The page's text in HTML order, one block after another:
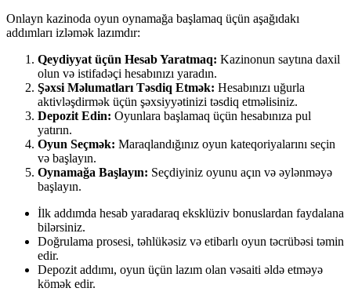
Onlayn kazinoda oyun oynamağa başlamaq üçün aşağıdakı
addımları izləmək lazımdır:
Qeydiyyat üçün Hesab Yaratmaq: Kazinonun saytına daxil
olun və istifadəçi hesabınızı yaradın.
Şəxsi Məlumatları Təsdiq Etmək: Hesabınızı uğurla
aktivləşdirmək üçün şəxsiyyətinizi təsdiq etməlisiniz.
Depozit Edin: Oyunlara başlamaq üçün hesabınıza pul
yatırın.
Oyun Seçmək: Maraqlandığınız oyun kateqoriyalarını seçin
və başlayın.
Oynamağa Başlayın: Seçdiyiniz oyunu açın və əylənməyə
başlayın.
İlk addımda hesab yaradaraq eksklüziv bonuslardan faydalana
bilərsiniz.
Doğrulama prosesi, təhlükəsiz və etibarlı oyun təcrübəsi təmin
edir.
Depozit addımı, oyun üçün lazım olan vəsaiti əldə etməyə
kömək edir.